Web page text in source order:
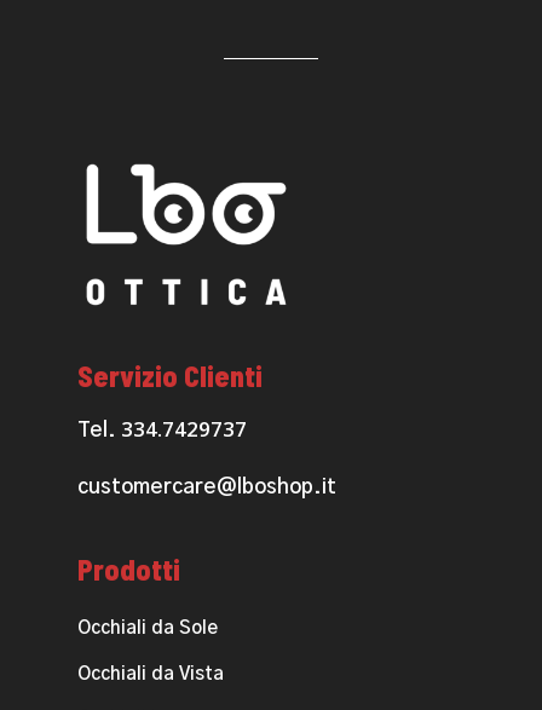
Servizio Clienti
Tel. 334.7429737
customercare@lboshop.it
Prodotti
Occhiali da Sole
Occhiali da Vista